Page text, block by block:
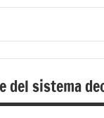
del sistema